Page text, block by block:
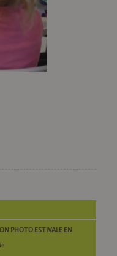
PHOTO ESTIVALE EN